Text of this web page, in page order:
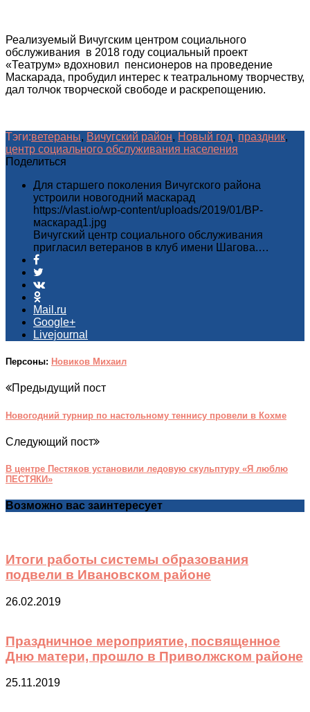
Реализуемый Вичугским центром социального
обслуживания в 2018 году социальный проект
«Театрум» вдохновил пенсионеров на проведение
Маскарада, пробудил интерес к театральному творчеству,
дал толчок творческой свободе и раскрепощению.
Тэги:ветераны, Вичугский район, Новый год, праздник,
центр социального обслуживания населения
Поделиться
Для старшего поколения Вичугского района
устроили новогодний маскарад
https://vlast.io/wp-content/uploads/2019/01/ВР-
маскарад1.jpg
Вичугский центр социального обслуживания
пригласил ветеранов в клуб имени Шагова.…
Mail.ru
Google+
Livejournal
Персоны: Новиков Михаил
Предыдущий пост
Новогодний турнир по настольному теннису провели в Кохме
Следующий пост
В центре Пестяков установили ледовую скульптуру «Я люблю
ПЕСТЯКИ»
Возможно вас заинтересует
Итоги работы системы образования
подвели в Ивановском районе
26.02.2019
Праздничное мероприятие, посвященное
Дню матери, прошло в Приволжском районе
25.11.2019